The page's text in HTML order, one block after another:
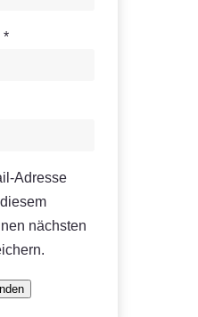
*
Adresse
nächsten